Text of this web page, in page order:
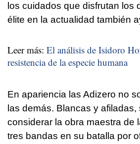
los cuidados que disfrutan los
élite en la actualidad también
Leer más: El análisis de Isidoro
resistencia de la especie humana
En apariencia las Adizero no
las demás. Blancas y afiladas,
considerar la obra maestra de
tres bandas en su batalla por